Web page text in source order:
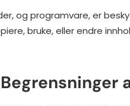
og programvare, er
bruke, eller endre